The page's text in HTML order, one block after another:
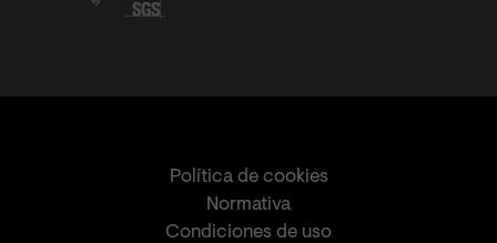
Política de cookies
Normativa
Condiciones de uso